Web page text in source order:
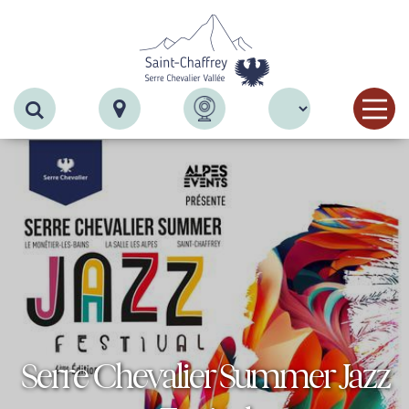
Recherche
Serre Chevalier Summer Jazz